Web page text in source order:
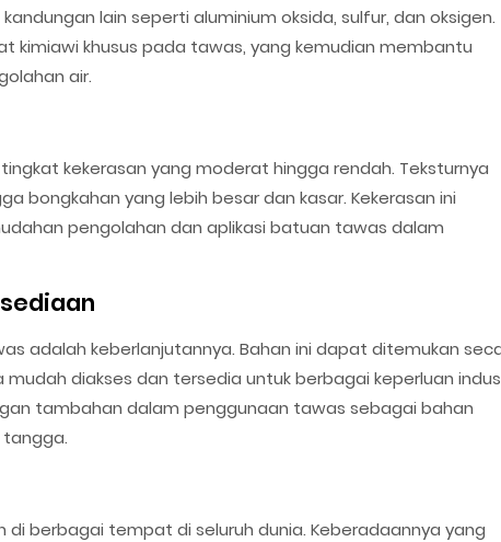
lain seperti aluminium oksida, sulfur, dan oksigen.
kimiawi khusus pada tawas, yang kemudian membantu
air.
kekerasan yang moderat hingga rendah. Teksturnya
bongkahan yang lebih besar dan kasar. Kekerasan ini
pengolahan dan aplikasi batuan tawas dalam
adalah keberlanjutannya. Bahan ini dapat ditemukan
diakses dan tersedia untuk berbagai keperluan
tambahan dalam penggunaan tawas sebagai bahan
berbagai tempat di seluruh dunia. Keberadaannya yang